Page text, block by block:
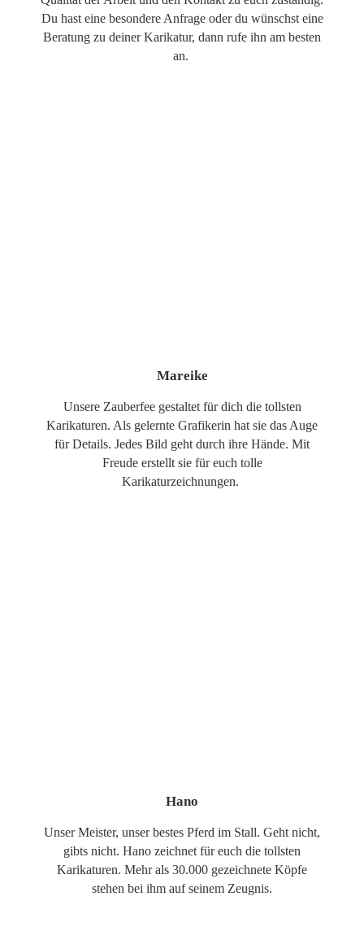
Du hast eine besondere Anfrage oder du wünschst eine
Beratung zu deiner Karikatur, dann rufe ihn am besten
an.
Mareike
Unsere Zauberfee gestaltet für dich die tollsten
Karikaturen. Als gelernte Grafikerin hat sie das Auge
für Details. Jedes Bild geht durch ihre Hände. Mit
Freude erstellt sie für euch tolle
Karikaturzeichnungen.
Hano
Unser Meister, unser bestes Pferd im Stall. Geht nicht,
gibts nicht. Hano zeichnet für euch die tollsten
Karikaturen. Mehr als 30.000 gezeichnete Köpfe
stehen bei ihm auf seinem Zeugnis.